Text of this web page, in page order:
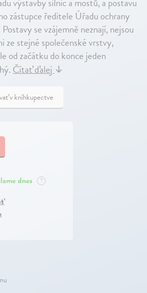
zástupce ředitele Úřadu ochrany
se vzájemně neznají, nejsou
ze stejné společenské vrstvy,
od začátku do konce jeden
Čítať ďalej↓
v kníhkupectve
dnes ?